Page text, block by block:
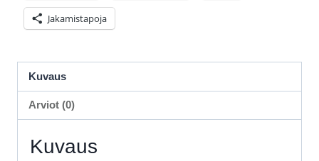
Jakamistapoja
Kuvaus
Arviot (0)
Kuvaus